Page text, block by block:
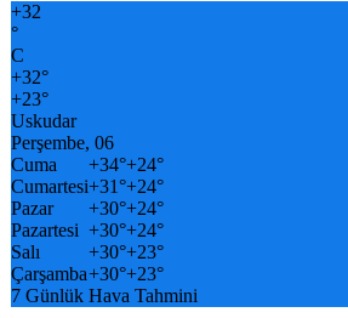
+32
°
C
+32°
+23°
Uskudar
Perşembe, 06
Cuma
+34°+24°
Cumartesi+31°+24°
Pazar
+30°+24°
Pazartesi +30°+24°
Salı
+30°+23°
Çarşamba+30°+23°
7 Günlük Hava Tahmini